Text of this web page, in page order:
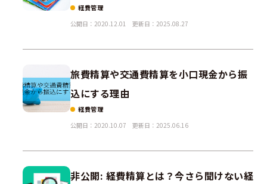
経費管理
公開日：2020.12.01
更新日：2025.08.27
旅費精算や交通費精算を小口現金から振
込にする理由
経費管理
公開日：2020.10.07
更新日：2025.06.16
非公開: 経費精算とは？今さら聞けない経